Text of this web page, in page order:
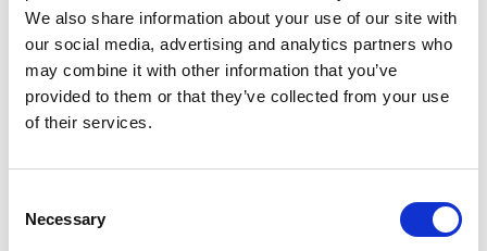
We also share information about your use of our site with
our social media, advertising and analytics partners who
may combine it with other information that you’ve
provided to them or that they’ve collected from your use
of their services.
Selection
Necessary
KLEEMANN recopila únicamente los datos necesarios, los
conserva de forma segura y garantiza medidas técnicas y
organizativas adecuadas.
PROTECCIÓN DEL ANONIMATO